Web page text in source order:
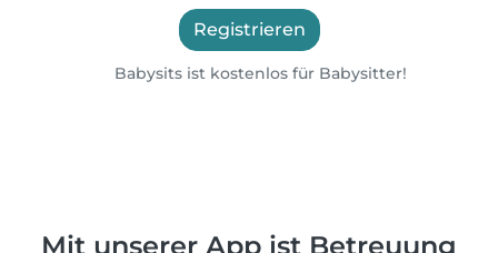
Registrieren
Babysits ist kostenlos für Babysitter!
Mit unserer App ist Betreuung